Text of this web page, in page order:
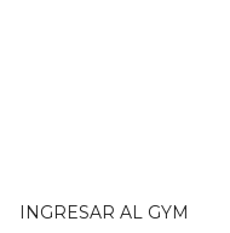
INGRESAR AL GYM